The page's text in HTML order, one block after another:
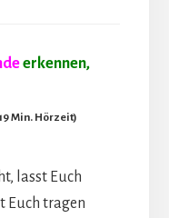
erkennen,
Min. Hörzeit)
lasst Euch
Euch tragen